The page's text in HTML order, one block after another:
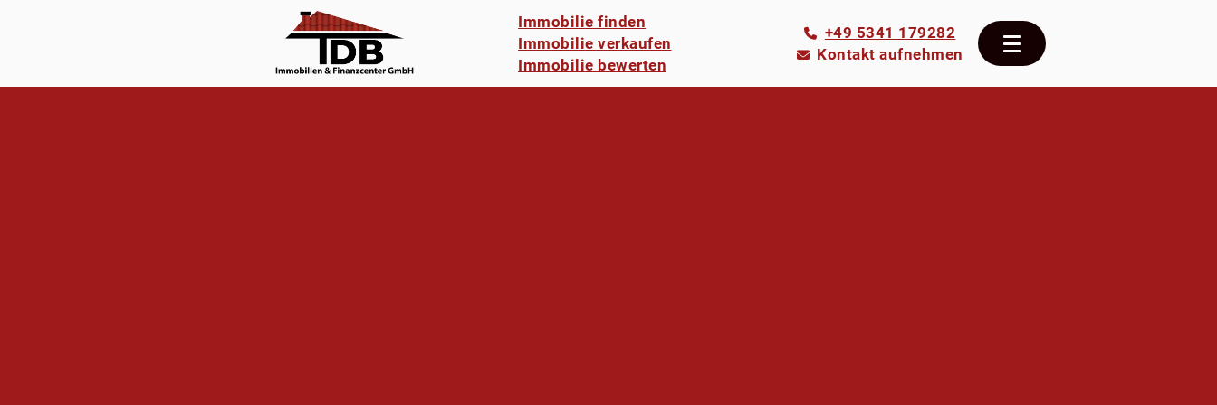
Immobilie finden
Immobilie verkaufen
Immobilie bewerten
+49 5341 179282
Kontakt aufnehmen